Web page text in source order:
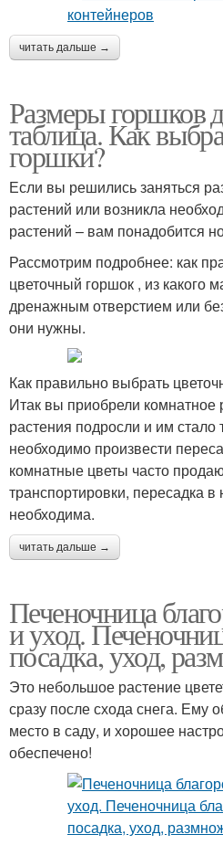
читать дальше →
Размеры горшков
таблица. Как
горшки?
Если вы решились заняться
растений или возникла
растений – вам понадобится
Рассмотрим подробнее: как
цветочный горшок , из какого
дренажным отверстием или
они нужны.
Как правильно выбрать
Итак вы приобрели комнатное
растения подросли и им стало
необходимо произвести
комнатные цветы часто
транспортировки, пересадка
необходима.
читать дальше →
Печеночница
и уход.
посадка, уход,
Это небольшое растение
сразу после схода снега. Ему
место в саду, и хорошее
обеспечено!